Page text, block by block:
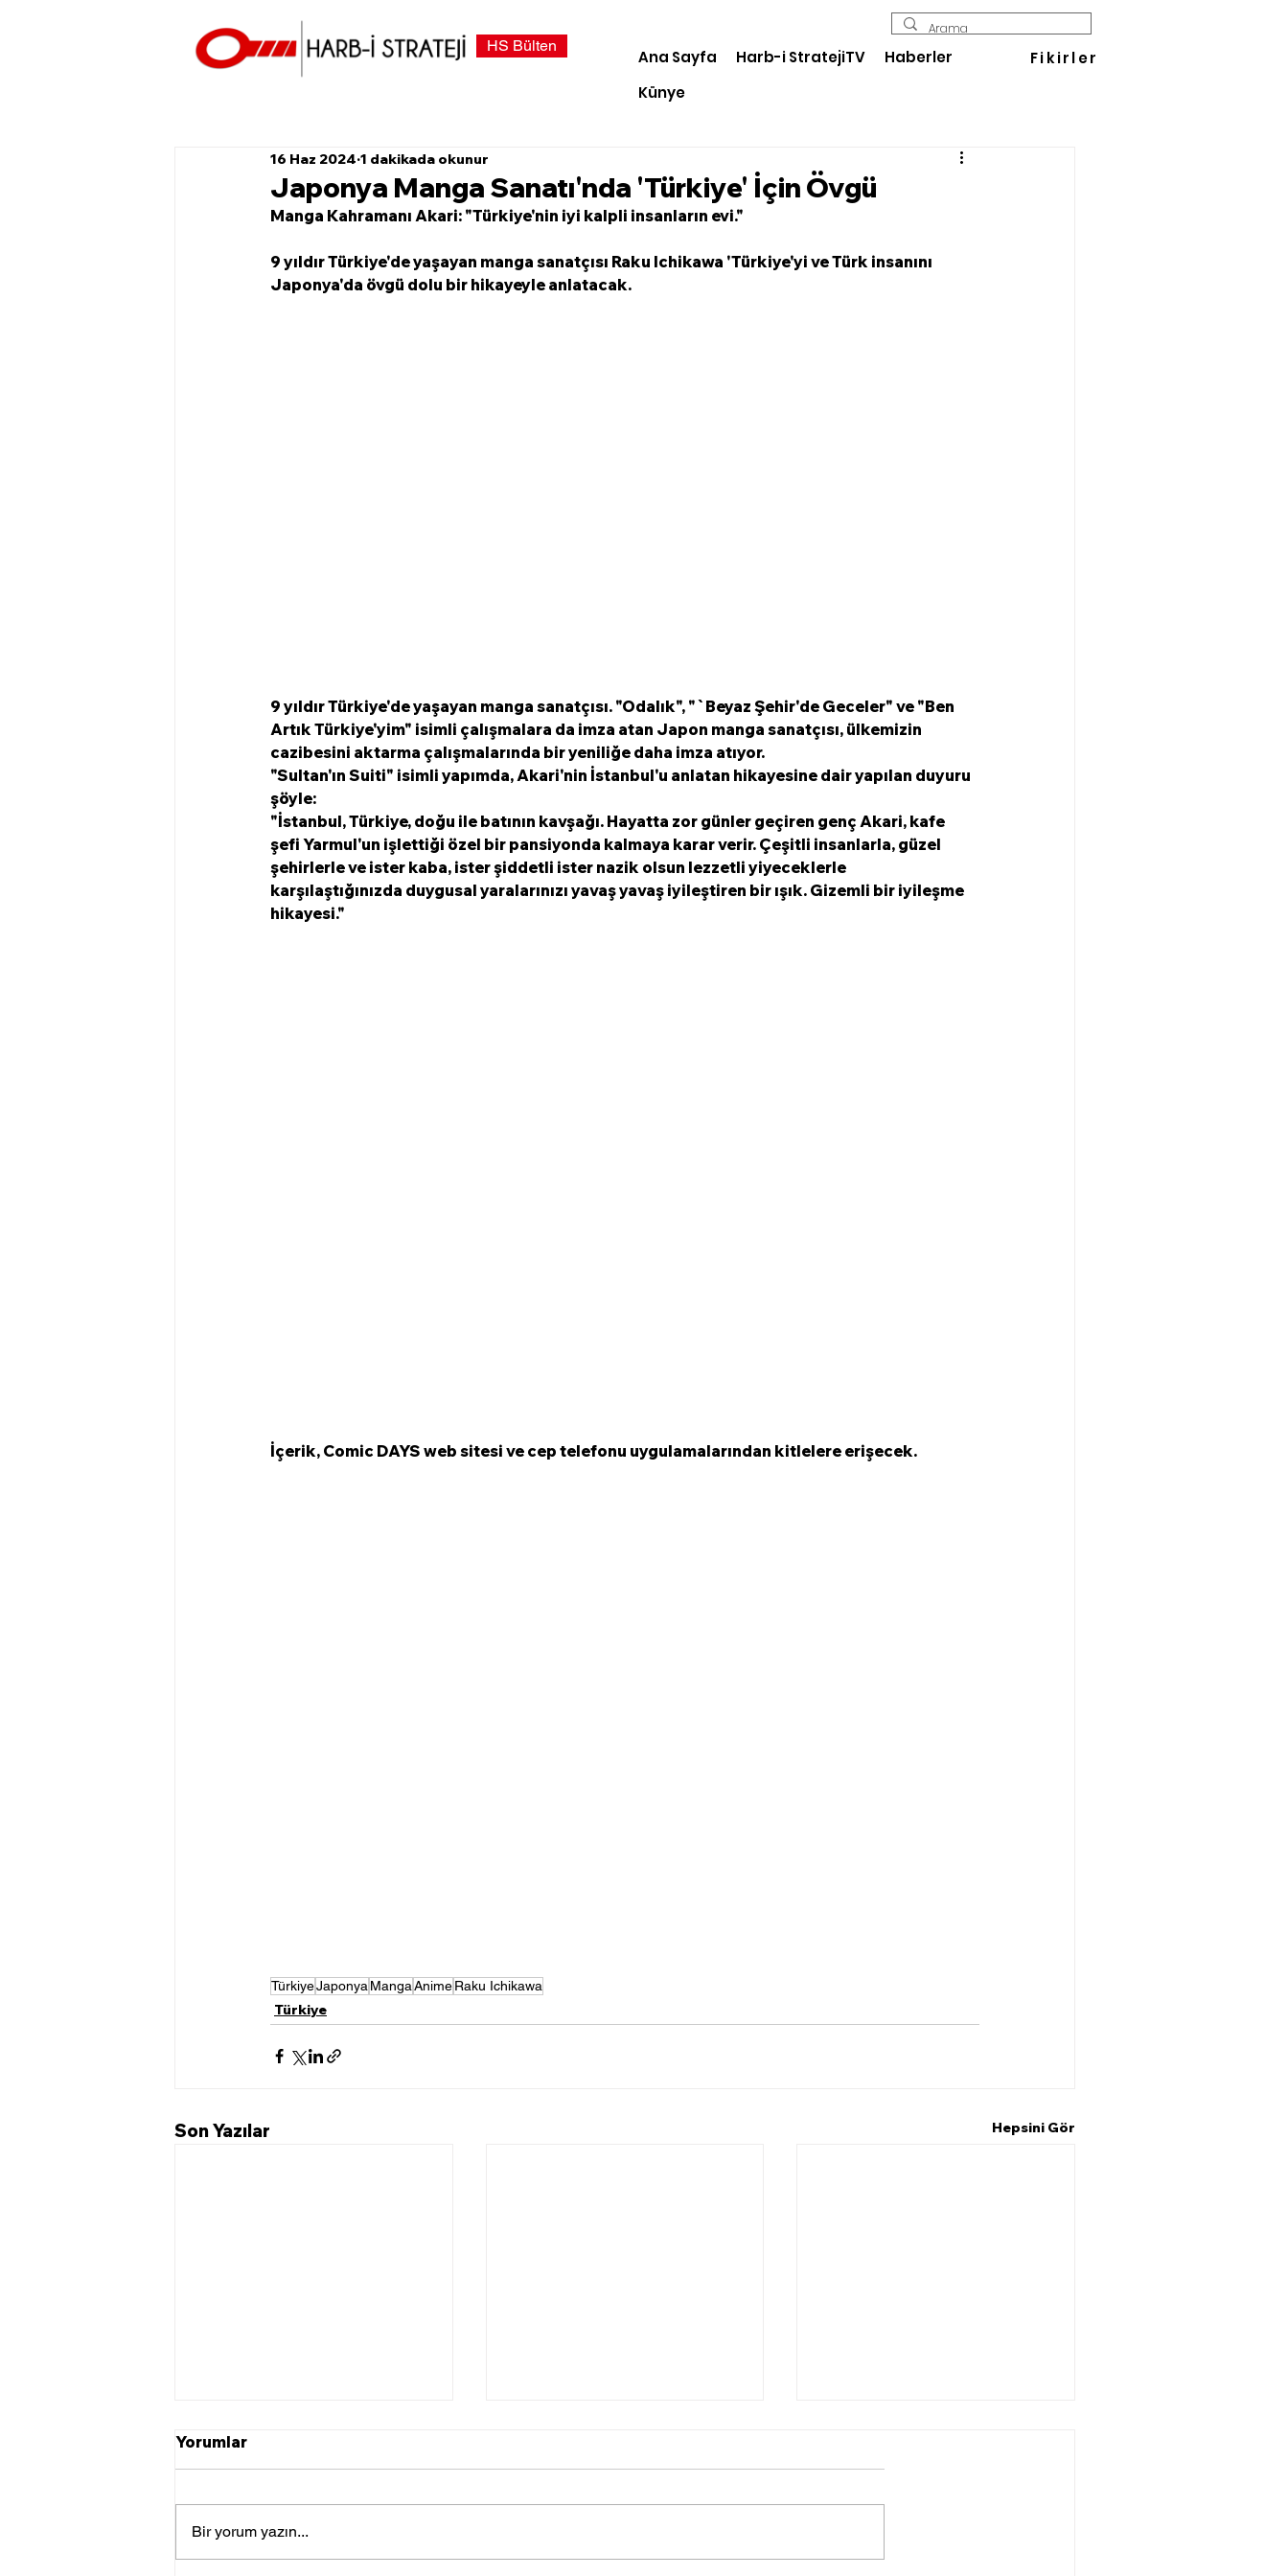
HS Bülten
Ana Sayfa Harb-i StratejiTV
Haberler
Künye
Fikirler
Japonya Manga Sanatı'nda 'Türkiye' İçin Övgü
16 Haz 2024 1 dakikada okunur
Manga Kahramanı Akari: "Türkiye'nin iyi kalpli insanların evi."
9 yıldır Türkiye'de yaşayan manga sanatçısı Raku Ichikawa 'Türkiye'yi ve Türk insanını
Japonya'da övgü dolu bir hikayeyle anlatacak.
9 yıldır Türkiye'de yaşayan manga sanatçısı. "Odalık", "`Beyaz Şehir'de Geceler" ve "Ben
Artık Türkiye'yim" isimli çalışmalara da imza atan Japon manga sanatçısı, ülkemizin
cazibesini aktarma çalışmalarında bir yeniliğe daha imza atıyor.
"Sultan'ın Suiti" isimli yapımda, Akari'nin İstanbul'u anlatan hikayesine dair yapılan duyuru
şöyle:
"İstanbul, Türkiye, doğu ile batının kavşağı. Hayatta zor günler geçiren genç Akari, kafe
şefi Yarmul'un işlettiği özel bir pansiyonda kalmaya karar verir. Çeşitli insanlarla, güzel
şehirlerle ve ister kaba, ister şiddetli ister nazik olsun lezzetli yiyeceklerle
karşılaştığınızda duygusal yaralarınızı yavaş yavaş iyileştiren bir ışık. Gizemli bir iyileşme
hikayesi."
İçerik, Comic DAYS web sitesi ve cep telefonu uygulamalarından kitlelere erişecek.
TürkiyeJaponya MangaAnimeRaku Ichikawa
Türkiye
Son Yazılar Hepsini Gör
Yorumlar
Bir yorum yazın...